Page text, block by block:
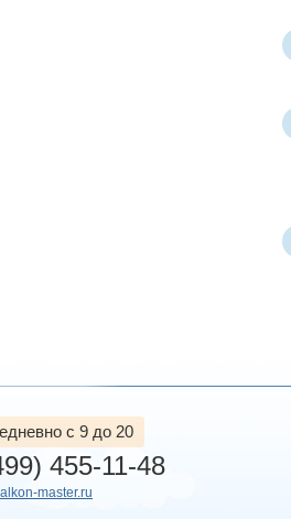
с 9 до 20
455-11-48
master.ru